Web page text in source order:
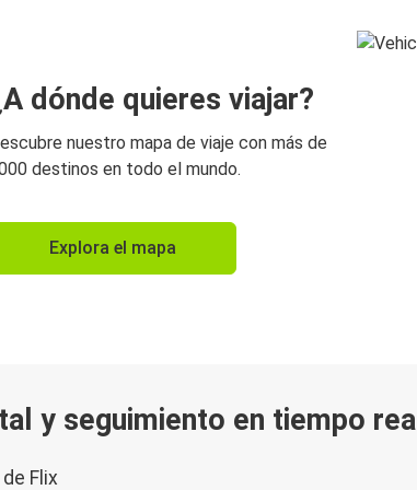
dónde quieres viajar?
nuestro mapa de viaje con más de
destinos en todo el mundo.
Explora el mapa
y seguimiento en tiempo real
Flix